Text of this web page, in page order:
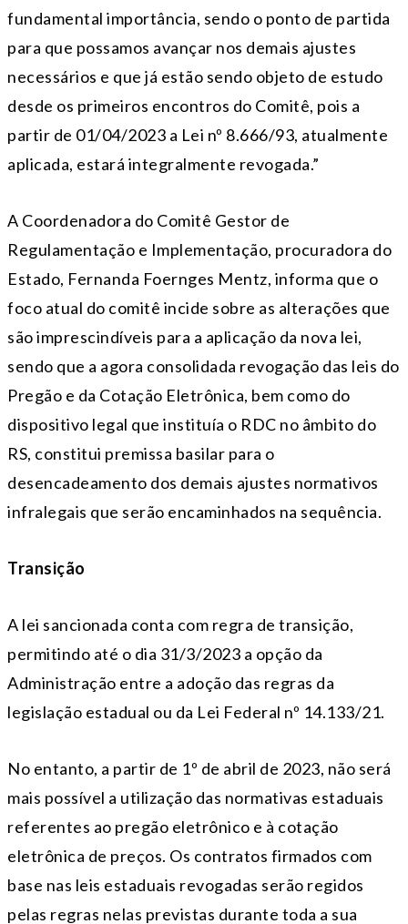
fundamental importância, sendo o ponto de partida
para que possamos avançar nos demais ajustes
necessários e que já estão sendo objeto de estudo
desde os primeiros encontros do Comitê, pois a
partir de 01/04/2023 a Lei nº 8.666/93, atualmente
aplicada, estará integralmente revogada.”
A Coordenadora do Comitê Gestor de
Regulamentação e Implementação, procuradora do
Estado, Fernanda Foernges Mentz, informa que o
foco atual do comitê incide sobre as alterações que
são imprescindíveis para a aplicação da nova lei,
sendo que a agora consolidada revogação das leis do
Pregão e da Cotação Eletrônica, bem como do
dispositivo legal que instituía o RDC no âmbito do
RS, constitui premissa basilar para o
desencadeamento dos demais ajustes normativos
infralegais que serão encaminhados na sequência.
Transição
A lei sancionada conta com regra de transição,
permitindo até o dia 31/3/2023 a opção da
Administração entre a adoção das regras da
legislação estadual ou da Lei Federal nº 14.133/21.
No entanto, a partir de 1º de abril de 2023, não será
mais possível a utilização das normativas estaduais
referentes ao pregão eletrônico e à cotação
eletrônica de preços. Os contratos firmados com
base nas leis estaduais revogadas serão regidos
pelas regras nelas previstas durante toda a sua